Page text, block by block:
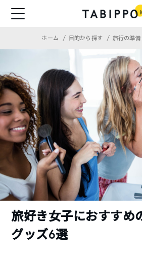
ホーム 目的から探す 旅行の準
旅好き女子におすすめ
グッズ6選